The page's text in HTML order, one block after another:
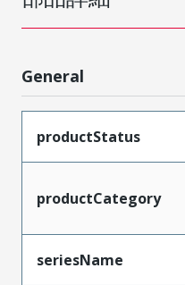
General
productStatus
productCategory
seriesName